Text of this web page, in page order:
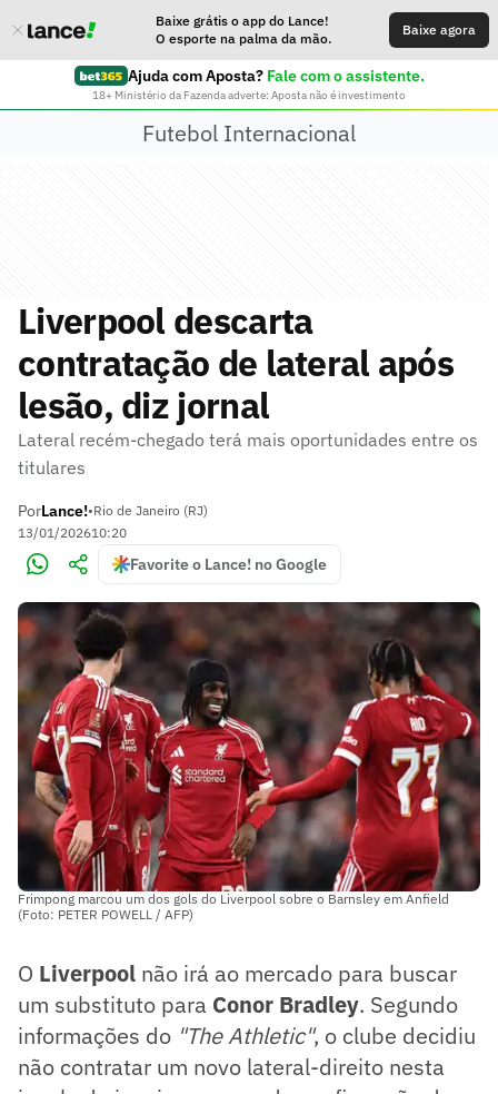
Baixe grátis o app do Lance!
O esporte na palma da mão.
Baixe agora
Ajuda com Aposta? Fale com o assistente.
18+ Ministério da Fazenda adverte: Aposta não é investimento
Futebol Internacional
Liverpool descarta
contratação de lateral após
lesão, diz jornal
Lateral recém-chegado terá mais oportunidades entre os
titulares
PorLance!•Rio de Janeiro (RJ)
13/01/202610:20
Favorite o Lance! no Google
Frimpong marcou um dos gols do Liverpool sobre o Barnsley em Anfield
(Foto: PETER POWELL / AFP)
O Liverpool não irá ao mercado para buscar
um substituto para Conor Bradley. Segundo
informações do "The Athletic", o clube decidiu
não contratar um novo lateral-direito nesta